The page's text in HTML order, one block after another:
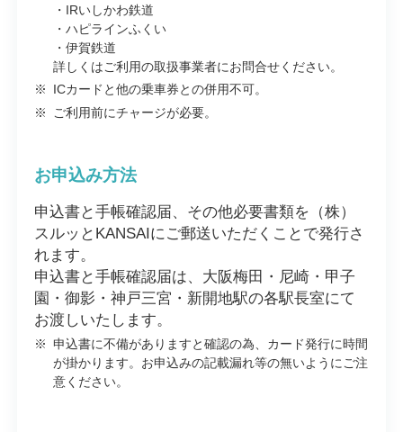
・IRいしかわ鉄道
・ハピラインふくい
・伊賀鉄道
詳しくはご利用の取扱事業者にお問合せください。
※
ICカードと他の乗車券との併用不可。
※
ご利用前にチャージが必要。
お申込み方法
申込書と手帳確認届、その他必要書類を（株）
スルッとKANSAIにご郵送いただくことで発行さ
れます。
申込書と手帳確認届は、大阪梅田・尼崎・甲子
園・御影・神戸三宮・新開地駅の各駅長室にて
お渡しいたします。
※ 申込書に不備がありますと確認の為、カード発行に時間
が掛かります。お申込みの記載漏れ等の無いようにご注
意ください。